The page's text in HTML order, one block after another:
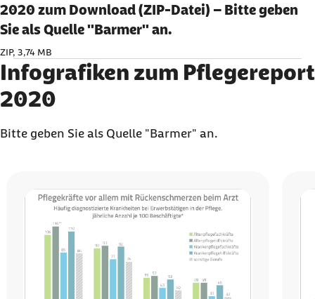
2020 zum Download (ZIP-Datei) – Bitte geben
Sie als Quelle "Barmer" an.
ZIP, 3,74 MB
Infografiken zum Pflegereport
2020
Bitte geben Sie als Quelle "Barmer" an.